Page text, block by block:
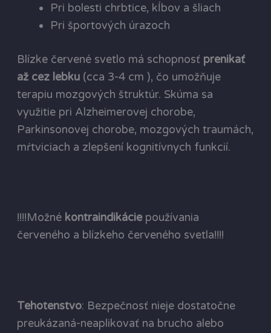
Pri bolesti chrbtice, kĺbov a šliach
Pri športových úrazoch
Blízke červené svetlo má schopnosť prenikať
až cez lebku (cca 3-4 cm ), čo umožňuje
terapiu mozgových štruktúr. Skúma sa
využitie pri Alzheimerovej chorobe,
Parkinsonovej chorobe, mozgových traumách,
mŕtviciach a zlepšení kognitívnych funkcií.
!!!!Možné kontraindikáciepoužívania
červeného a blízkeho červeného svetla!!!!
Tehotenstvo: Bezpečnosť nieje dostatočne
preukázaná-neaplikovať na brucho alebo